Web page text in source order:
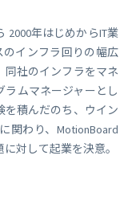
2000年はじめからIT業
のインフラ回りの幅広
同社のインフラをマネ
ムマネージャーとし
を積んだのち、ウイン
関わり、MotionBoard
対して起業を決意。